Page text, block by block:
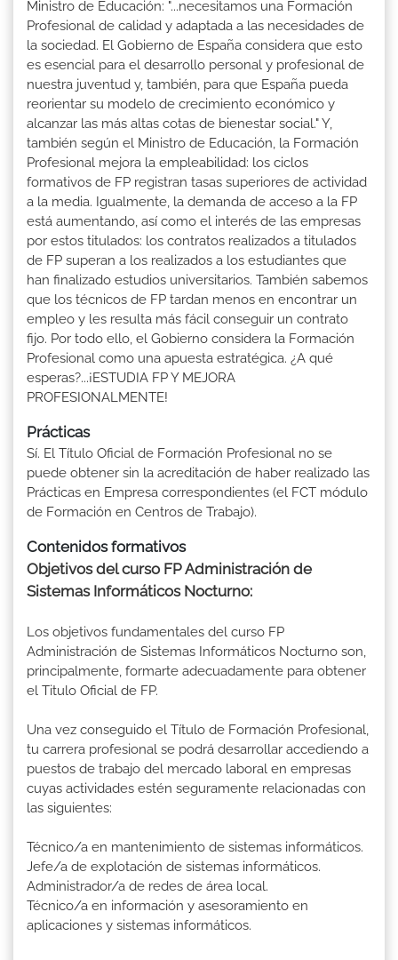
Ministro de Educación: "...necesitamos una Formación
Profesional de calidad y adaptada a las necesidades de
la sociedad. El Gobierno de España considera que esto
es esencial para el desarrollo personal y profesional de
nuestra juventud y, también, para que España pueda
reorientar su modelo de crecimiento económico y
alcanzar las más altas cotas de bienestar social." Y,
también según el Ministro de Educación, la Formación
Profesional mejora la empleabilidad: los ciclos
formativos de FP registran tasas superiores de actividad
a la media. Igualmente, la demanda de acceso a la FP
está aumentando, así como el interés de las empresas
por estos titulados: los contratos realizados a titulados
de FP superan a los realizados a los estudiantes que
han finalizado estudios universitarios. También sabemos
que los técnicos de FP tardan menos en encontrar un
empleo y les resulta más fácil conseguir un contrato
fijo. Por todo ello, el Gobierno considera la Formación
Profesional como una apuesta estratégica. ¿A qué
esperas?...¡ESTUDIA FP Y MEJORA
PROFESIONALMENTE!
Prácticas
Sí. El Título Oficial de Formación Profesional no se
puede obtener sin la acreditación de haber realizado las
Prácticas en Empresa correspondientes (el FCT módulo
de Formación en Centros de Trabajo).
Contenidos formativos
Objetivos del curso FP Administración de
Sistemas Informáticos Nocturno:
Los objetivos fundamentales del curso FP
Administración de Sistemas Informáticos Nocturno son,
principalmente, formarte adecuadamente para obtener
el Titulo Oficial de FP.
Una vez conseguido el Título de Formación Profesional,
tu carrera profesional se podrá desarrollar accediendo a
puestos de trabajo del mercado laboral en empresas
cuyas actividades estén seguramente relacionadas con
las siguientes:
Técnico/a en mantenimiento de sistemas informáticos.
Jefe/a de explotación de sistemas informáticos.
Administrador/a de redes de área local.
Técnico/a en información y asesoramiento en
aplicaciones y sistemas informáticos.